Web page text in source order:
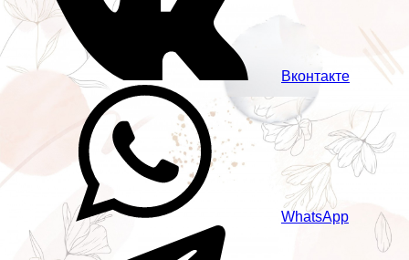
Вконтакте
WhatsApp